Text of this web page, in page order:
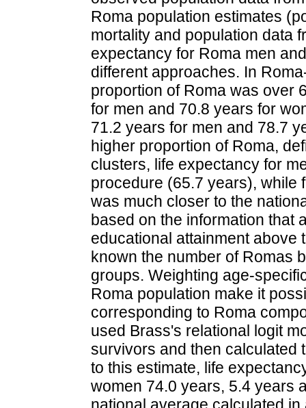
Roma population estimates
mortality and population data
expectancy for Roma men
different approaches. In
proportion of Roma was over
for men and 70.8 years for
71.2 years for men and 78.7
higher proportion of Roma,
clusters, life expectancy for
procedure (65.7 years), while
was much closer to the
based on the information that
educational attainment above
known the number of Romas
groups. Weighting age-
Roma population make it
corresponding to Roma
used Brass's relational logit
survivors and then calculated
to this estimate, life
women 74.0 years, 5.4 years